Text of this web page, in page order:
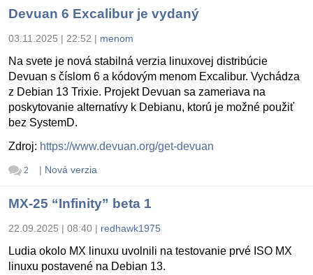
Devuan 6 Excalibur je vydaný
03.11.2025 | 22:52 | menom
Na svete je nová stabilná verzia linuxovej distribúcie
Devuan s číslom 6 a kódovým menom Excalibur. Vychádza
z Debian 13 Trixie. Projekt Devuan sa zameriava na
poskytovanie alternatívy k Debianu, ktorú je možné použiť
bez SystemD.
Zdroj: https://www.devuan.org/get-devuan
2 | Nová verzia
MX-25 “Infinity” beta 1
22.09.2025 | 08:40 | redhawk1975
Ludia okolo MX linuxu uvolnili na testovanie prvé ISO MX
linuxu postavené na Debian 13.